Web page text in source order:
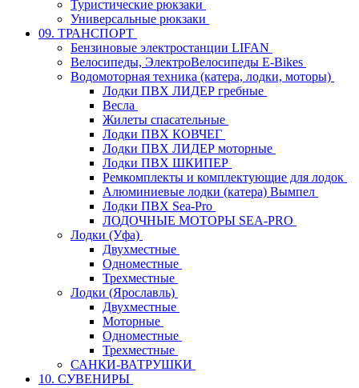
Туристические рюкзаки
Универсальные рюкзаки
09. ТРАНСПОРТ
Бензиновые электростанции LIFAN
Велосипеды, ЭлектроВелосипеды E-Bikes
Водомоторная техника (катера, лодки, моторы)
Лодки ПВХ ЛИДЕР гребные
Весла
Жилеты спасательные
Лодки ПВХ КОВЧЕГ
Лодки ПВХ ЛИДЕР моторные
Лодки ПВХ ШКИПЕР
Ремкомплекты и комплектующие для лодок
Алюминиевые лодки (катера) Вымпел
Лодки ПВХ Sea-Pro
ЛОДОЧНЫЕ МОТОРЫ SEA-PRO
Лодки (Уфа)
Двухместные
Одноместные
Трехместные
Лодки (Ярославль)
Двухместные
Моторные
Одноместные
Трехместные
САНКИ-ВАТРУШКИ
10. СУВЕНИРЫ